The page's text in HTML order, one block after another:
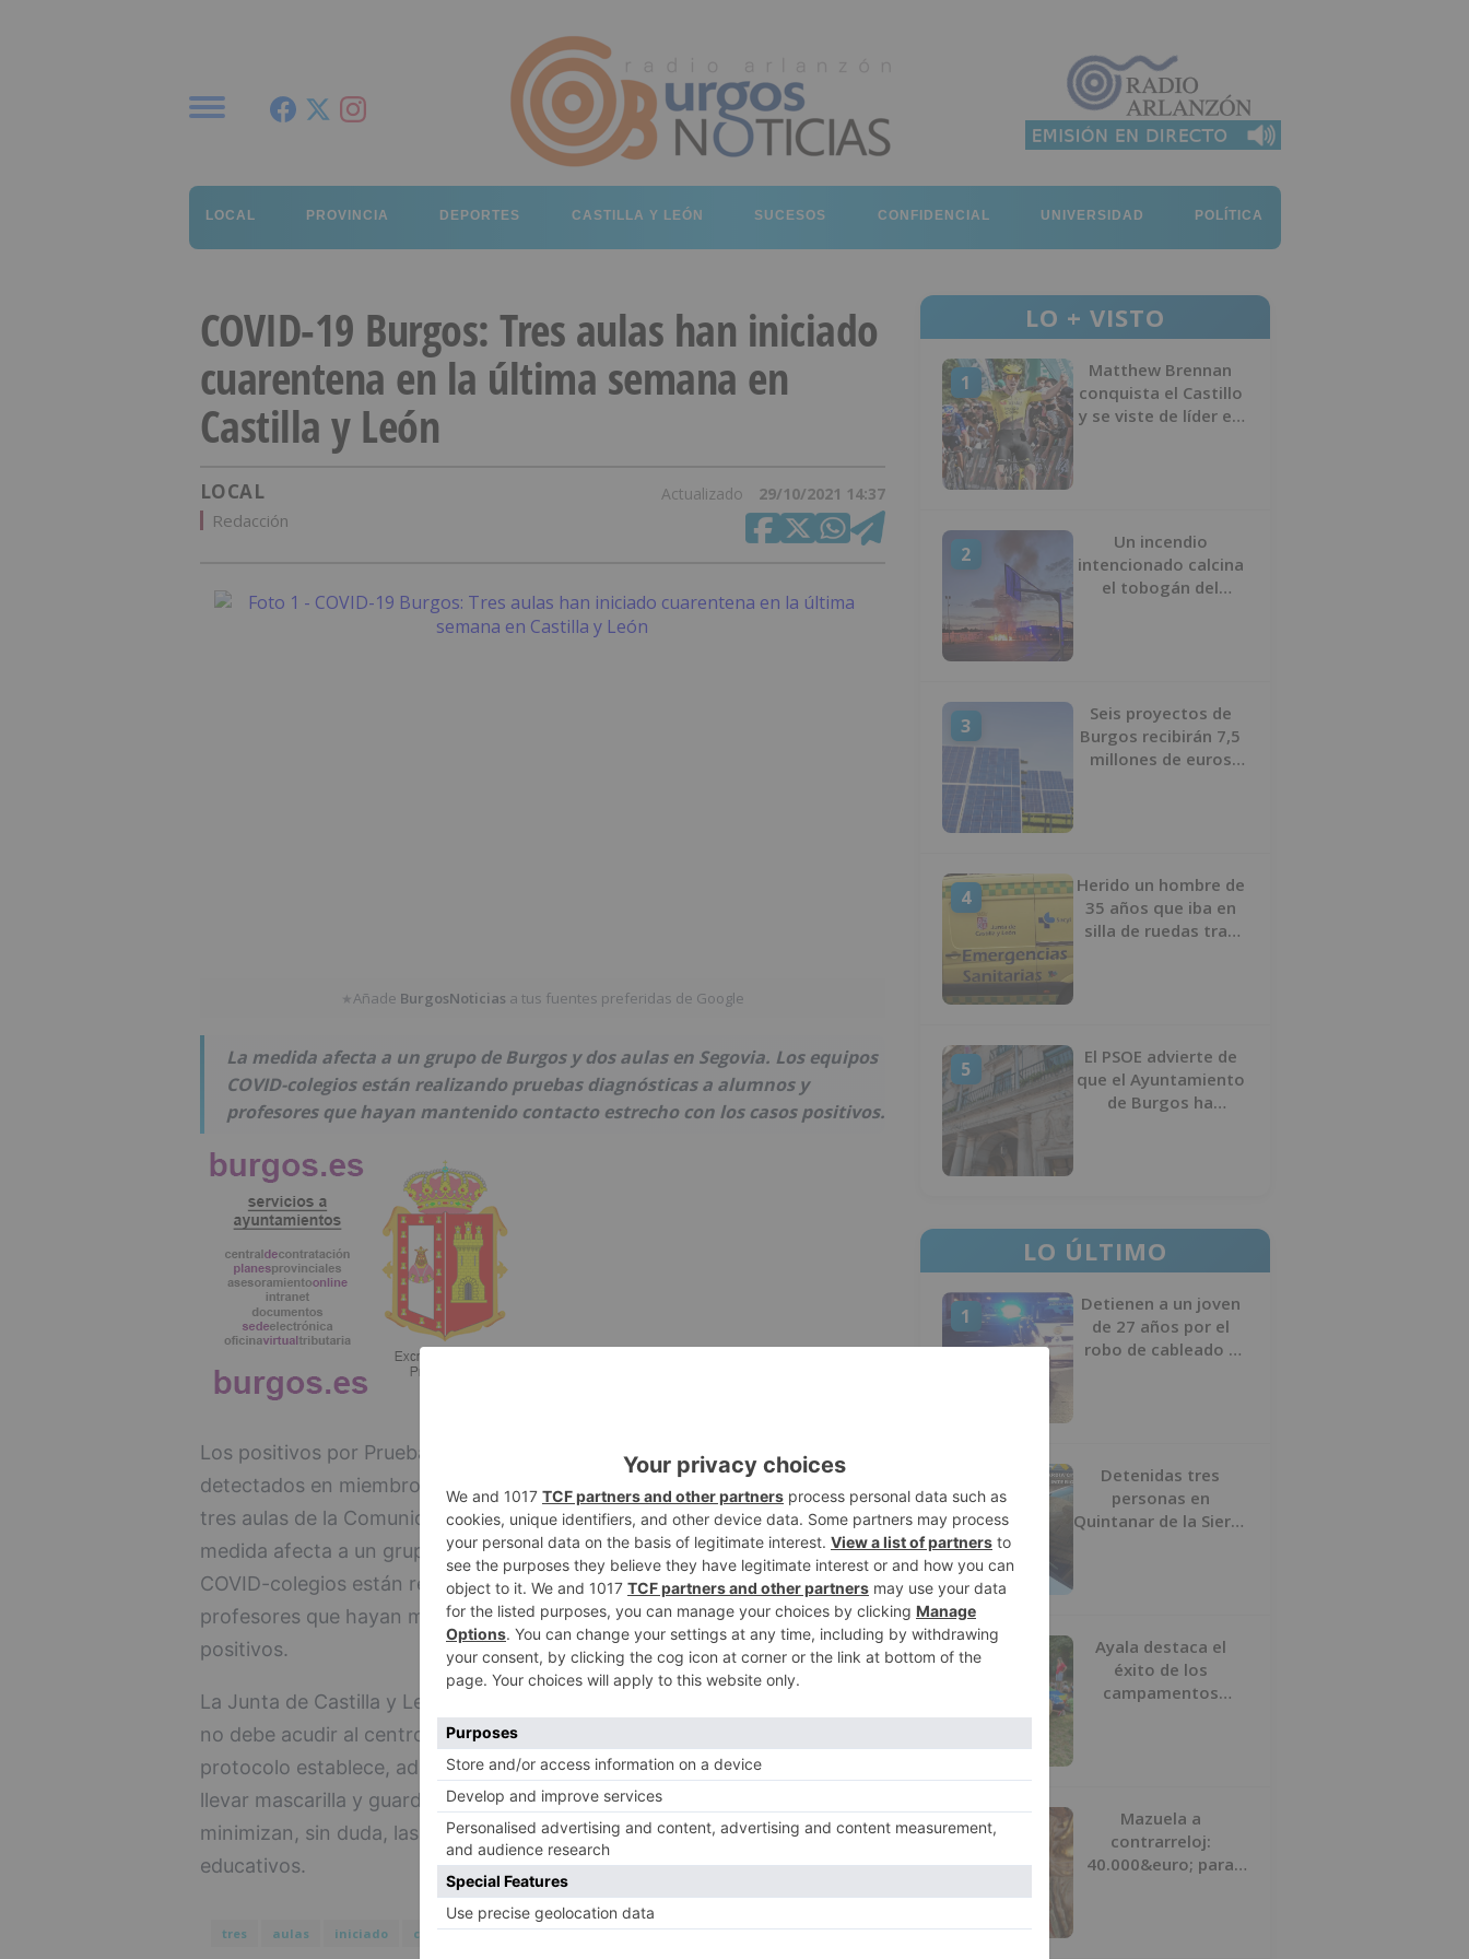
LOCAL PROVINCIA DEPORTES CASTILLA Y LEÓN SUCESOS CONFIDENCIAL UNIVERSIDAD POLÍTICA
COVID-19 Burgos: Tres aulas han iniciado
cuarentena en la última semana en
Castilla y León
LOCAL Actualizado 29/10/2021 14:37
Redacción
★Añade BurgosNoticias a tus fuentes preferidas de Google
La medida afecta a un grupo de Burgos y dos aulas en Segovia. Los equipos
COVID-colegios están realizando pruebas diagnósticas a alumnos y
profesores que hayan mantenido contacto estrecho con los casos positivos.
Los positivos por Pruebas Diagnósticas de Infección Activa (PDIA)
detectados en miembros de la comunidad educativa han provocado que
tres aulas de la Comunidad hayan iniciado un periodo de cuarentena. La
medida afecta a un grupo de Burgos y dos aulas en Segovia. Los equipos
COVID-colegios están realizando pruebas diagnósticas a alumnos y
profesores que hayan mantenido contacto estrecho con los casos
positivos.
La Junta de Castilla y León recuerda a toda la comunidad educativa que
no debe acudir al centro con síntomas compatibles con la COVID-19. El
protocolo establece, además, que todos los mayores de 6 años deberán
llevar mascarilla y guardar la distancia de seguridad. Todas estas medidas
minimizan, sin duda, las posibilidades de contagio dentro de los centros
educativos.
tres aulas iniciado cuarentena última semana castilla león
LO + VISTO
1
Matthew Brennan
conquista el Castillo
y se viste de líder en
2
Un incendio
intencionado calcina
el tobogán del
3
Seis proyectos de
Burgos recibirán 7,5
millones de euros
4
Herido un hombre de
35 años que iba en
silla de ruedas tras
5
El PSOE advierte de
que el Ayuntamiento
de Burgos ha
LO ÚLTIMO
1
Detienen a un joven
de 27 años por el
robo de cableado y
2
Detenidas tres
personas en
Quintanar de la Sierra
3
Ayala destaca el
éxito de los
campamentos
4
Mazuela a
contrarreloj:
40.000&euro; para